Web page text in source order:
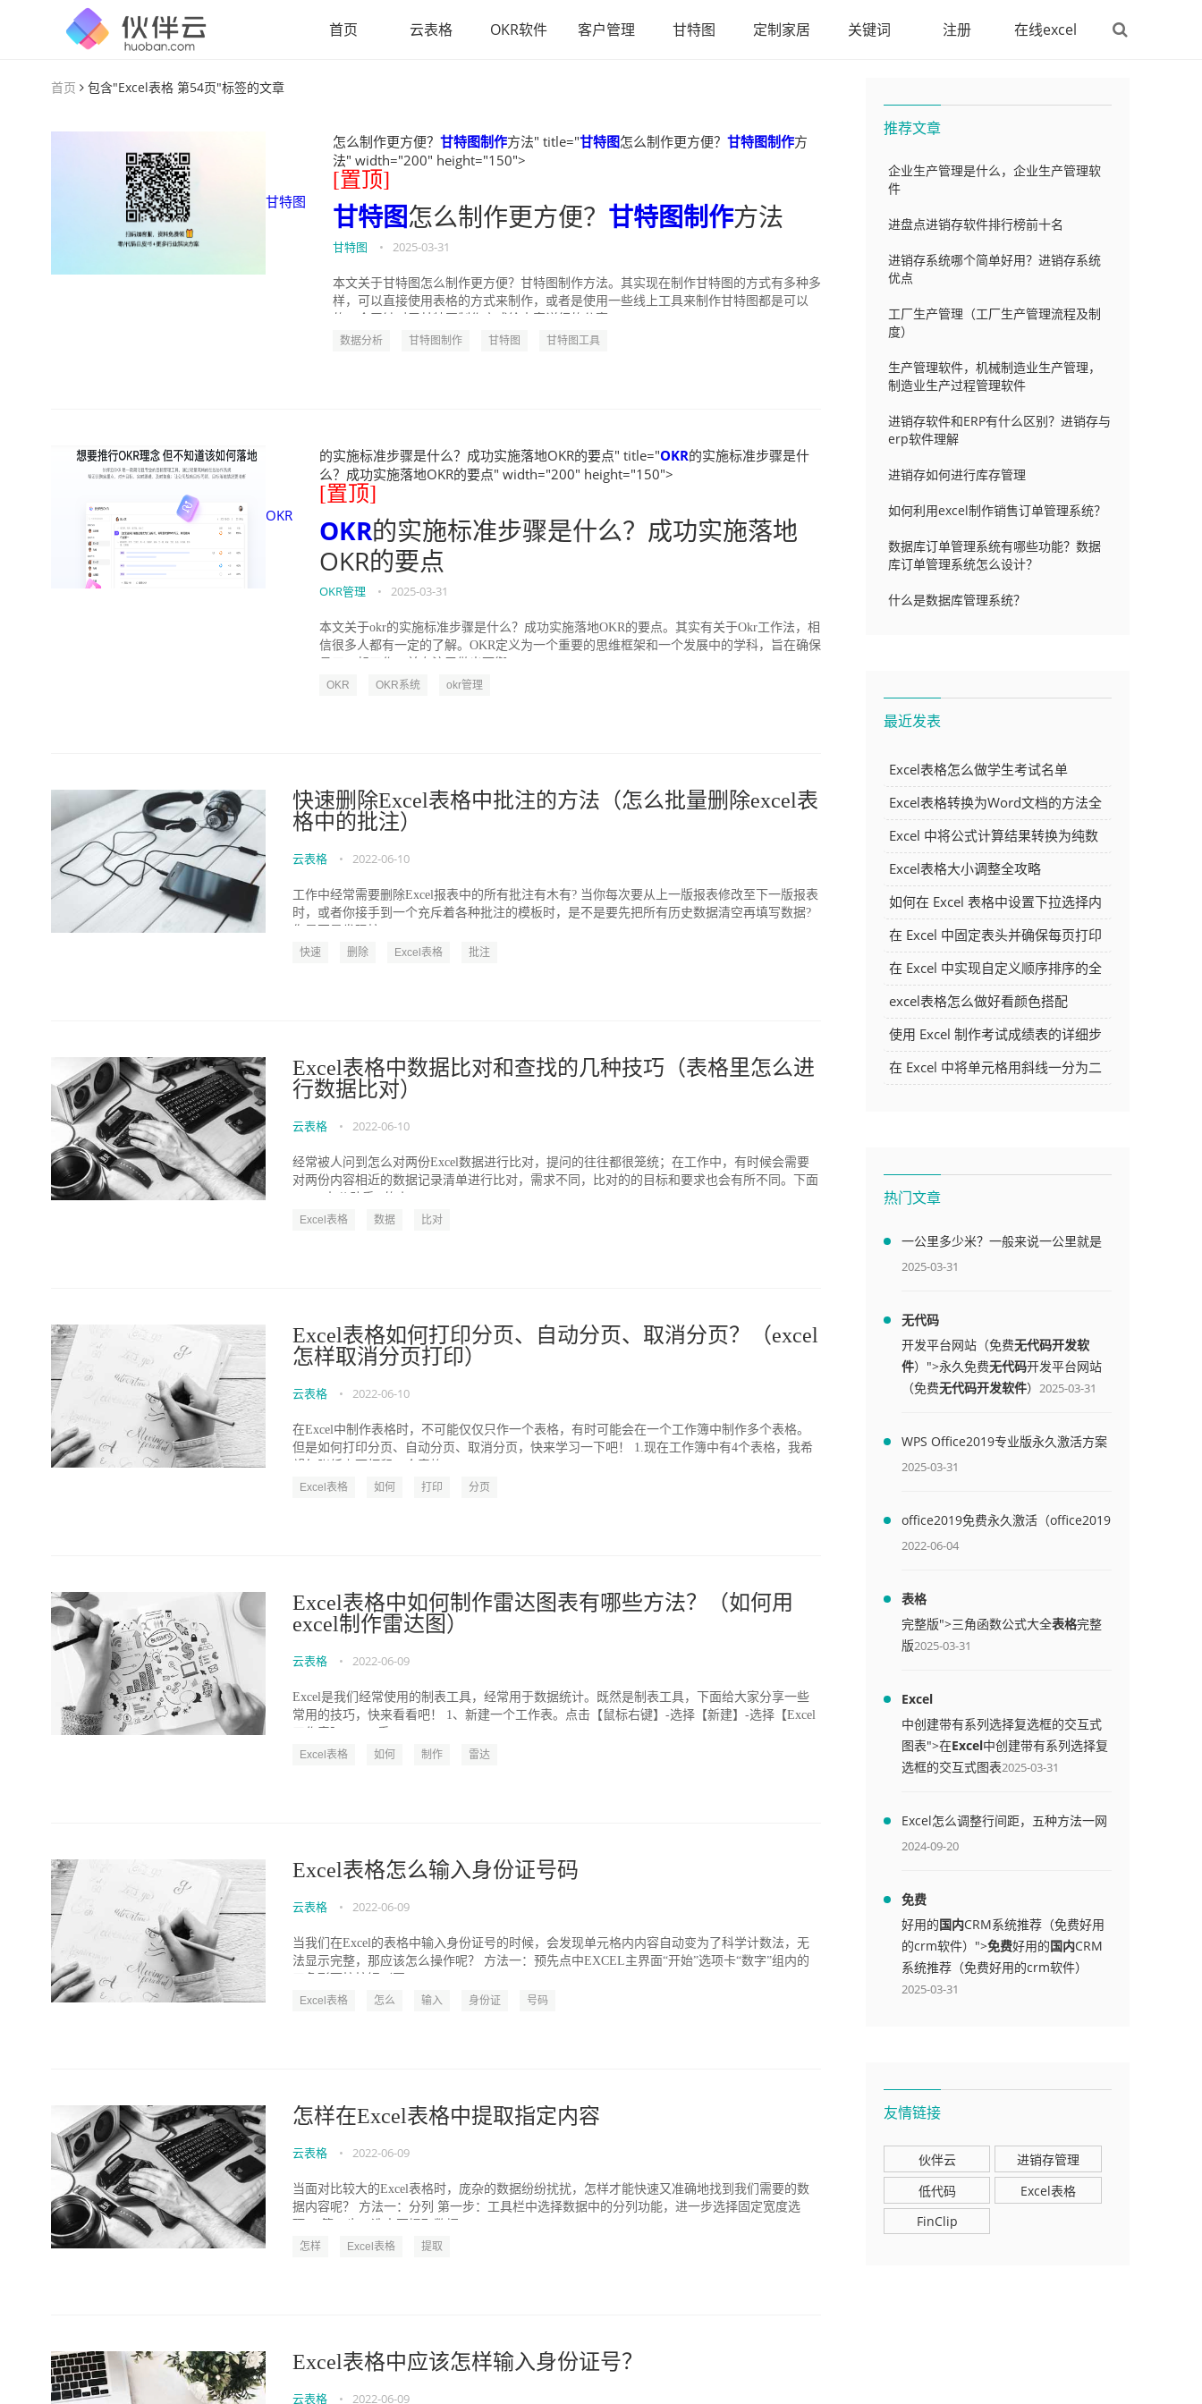
首页 云表格 OKR软件 客户管理 甘特图 定制家居 关键词 注册 在线excel
首页 包含"Excel表格 第54页"标签的文章
甘特图
怎么制作更方便？ 甘特图制作方法" title="甘特图怎么制作更方便？ 甘特图制作方
法" width="200" height="150">
[置顶]
甘特图怎么制作更方便？ 甘特图制作方法
甘特图 • 2025-03-31
本文关于甘特图怎么制作更方便？甘特图制作方法。其实现在制作甘特图的方式有多种多
样，可以直接使用表格的方式来制作，或者是使用一些线上工具来制作甘特图都是可以
数据分析 甘特图制作 甘特图 甘特图工具
OKR
的实施标准步骤是什么？成功实施落地OKR的要点" title="OKR的实施标准步骤是什
么？成功实施落地OKR的要点" width="200" height="150">
[置顶]
OKR的实施标准步骤是什么？成功实施落地
OKR的要点
OKR管理 • 2025-03-31
本文关于okr的实施标准步骤是什么？成功实施落地OKR的要点。其实有关于Okr工作法，相
信很多人都有一定的了解。OKR定义为一个重要的思维框架和一个发展中的学科，旨在确保
OKR OKR系统 okr管理
快速删除Excel表格中批注的方法（怎么批量删除excel表
格中的批注）
云表格 • 2022-06-10
工作中经常需要删除Excel报表中的所有批注有木有? 当你每次要从上一版报表修改至下一版报表
时，或者你接手到一个充斥着各种批注的模板时，是不是要先把所有历史数据清空再填写数据?
快速 删除 Excel表格 批注
Excel表格中数据比对和查找的几种技巧（表格里怎么进
行数据比对）
云表格 • 2022-06-10
经常被人问到怎么对两份Excel数据进行比对，提问的往往都很笼统；在工作中，有时候会需要
对两份内容相近的数据记录清单进行比对，需求不同，比对的的目标和要求也会有所不同。下面
Excel表格 数据 比对
Excel表格如何打印分页、自动分页、取消分页？（excel
怎样取消分页打印）
云表格 • 2022-06-10
在Excel中制作表格时，不可能仅仅只作一个表格，有时可能会在一个工作簿中制作多个表格。
但是如何打印分页、自动分页、取消分页，快来学习一下吧！ 1.现在工作簿中有4个表格，我希
Excel表格 如何 打印 分页
Excel表格中如何制作雷达图表有哪些方法？（如何用
excel制作雷达图）
云表格 • 2022-06-09
Excel是我们经常使用的制表工具，经常用于数据统计。既然是制表工具，下面给大家分享一些
常用的技巧，快来看看吧！ 1、新建一个工作表。点击【鼠标右键】-选择【新建】-选择【Excel
Excel表格 如何 制作 雷达
Excel表格怎么输入身份证号码
云表格 • 2022-06-09
当我们在Excel的表格中输入身份证号的时候，会发现单元格内内容自动变为了科学计数法，无
法显示完整，那应该怎么操作呢？ 方法一：预先点中EXCEL主界面“开始”选项卡“数字”组内的
Excel表格 怎么 输入 身份证 号码
怎样在Excel表格中提取指定内容
云表格 • 2022-06-09
当面对比较大的Excel表格时，庞杂的数据纷纷扰扰，怎样才能快速又准确地找到我们需要的数
据内容呢？ 方法一：分列 第一步：工具栏中选择数据中的分列功能，进一步选择固定宽度选
怎样 Excel表格 提取
Excel表格中应该怎样输入身份证号？
云表格 • 2022-06-09
推荐文章
企业生产管理是什么，企业生产管理软
件
进盘点进销存软件排行榜前十名
进销存系统哪个简单好用？进销存系统
优点
工厂生产管理（工厂生产管理流程及制
度）
生产管理软件，机械制造业生产管理，
制造业生产过程管理软件
进销存软件和ERP有什么区别？进销存与
erp软件理解
进销存如何进行库存管理
如何利用excel制作销售订单管理系统？
数据库订单管理系统有哪些功能？数据
库订单管理系统怎么设计？
什么是数据库管理系统？
最近发表
Excel表格怎么做学生考试名单
Excel表格转换为Word文档的方法全
解析
Excel 中将公式计算结果转换为纯数
字的多种方法
Excel表格大小调整全攻略
如何在 Excel 表格中设置下拉选择内
容
在 Excel 中固定表头并确保每页打印
时都显示表头的方法详解
在 Excel 中实现自定义顺序排序的全
面指南
excel表格怎么做好看颜色搭配
使用 Excel 制作考试成绩表的详细步
骤及技巧
在 Excel 中将单元格用斜线一分为二
热门文章
一公里多少米？一般来说一公里就是
1000米
2025-03-31
无代码
开发平台网站（免费无代码开发软
件）">永久免费无代码开发平台网站
（免费无代码开发软件） 2025-03-31
WPS Office2019专业版永久激活方案
(附终身授权序列号)
2025-03-31
office2019免费永久激活（office2019
免费永久激活码）
2022-06-04
表格
完整版">三角函数公式大全表格完整
版2025-03-31
Excel
中创建带有系列选择复选框的交互式
图表">在Excel中创建带有系列选择复
选框的交互式图表2025-03-31
Excel怎么调整行间距，五种方法一网
打尽
2024-09-20
免费
好用的国内CRM系统推荐（免费好用
的crm软件）">免费好用的国内CRM
系统推荐（免费好用的crm软件）
2025-03-31
友情链接
伙伴云
进销存管理
低代码
Excel表格
FinClip